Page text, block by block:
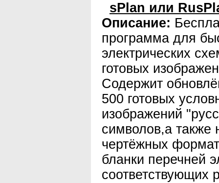
sPlan или
Описание:
программа для
электрических
готовых
Содержит
500 готовых
изображений
символов,а
чертёжных
бланки перечней
соответствующих